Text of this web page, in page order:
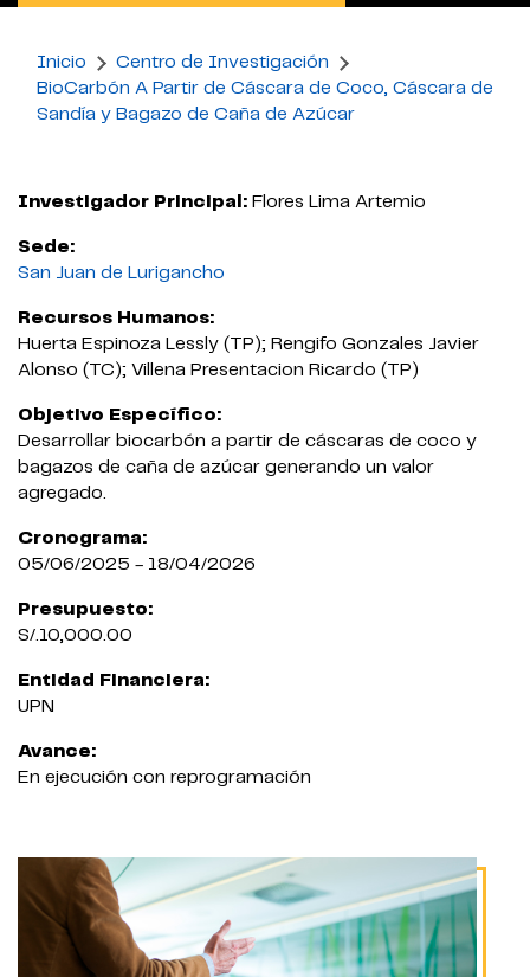
Inicio
Centro de Investigación
BioCarbón A Partir de Cáscara de Coco, Cáscara de
Sandía y Bagazo de Caña de Azúcar
Investigador Principal: Flores Lima Artemio
Sede:
San Juan de Lurigancho
Recursos Humanos:
Huerta Espinoza Lessly (TP); Rengifo Gonzales Javier
Alonso (TC); Villena Presentacion Ricardo (TP)
Objetivo Específico:
Desarrollar biocarbón a partir de cáscaras de coco y
bagazos de caña de azúcar generando un valor
agregado.
Cronograma:
05/06/2025 - 18/04/2026
Presupuesto:
S/.10,000.00
Entidad Financiera:
UPN
Avance:
En ejecución con reprogramación